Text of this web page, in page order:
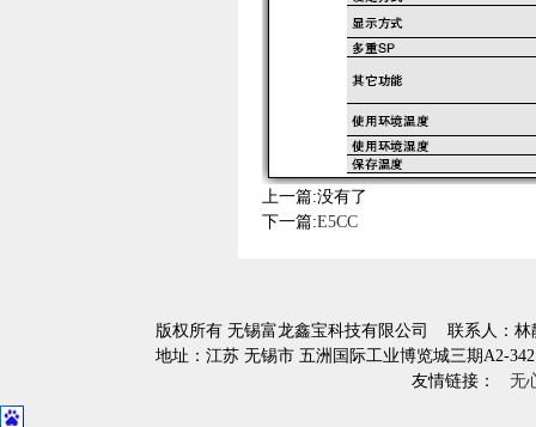
上一篇:没有了
下一篇:E5CC
版权所有 无锡富龙鑫宝科技有限公司联系人：
地址：江苏 无锡市 五洲国际工业博览城三期A2-
友情链接： 无